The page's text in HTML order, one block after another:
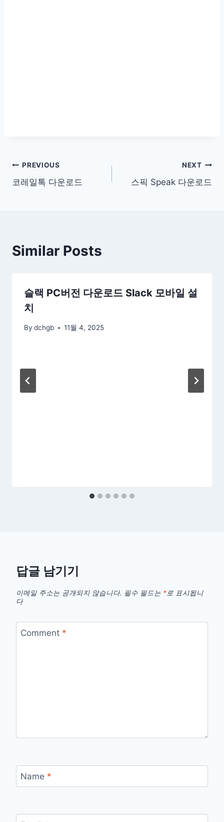
글
탐
PREVIOUS
코레일톡 다운로드
NEXT
스픽 Speak 다운로드
Similar Posts
슬랙 PC버전 다운로드 Slack 모바일 설
치
By dchgb 11월 4, 2025
답글 남기기
이메일 주소는 공개되지 않습니다. 필수 필드는 *로 표시됩니
다
Comment *
Name *